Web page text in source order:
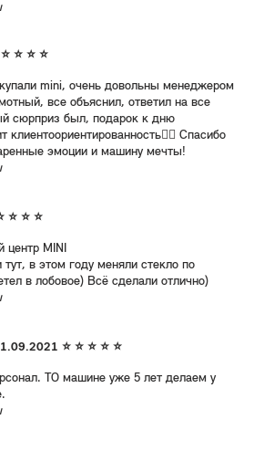
⭐ ⭐ ⭐
mini, очень довольны менеджером
все объяснил, ответил на все
сюрприз был, подарок к дню
клиентоориентированность👍🏼 Спасибо
эмоции и машину мечты!
⭐ ⭐
центр MINI
в этом году меняли стекло по
в лобовое) Всё сделали отлично)
⭐ ⭐ ⭐ ⭐ ⭐
ТО машине уже 5 лет делаем у